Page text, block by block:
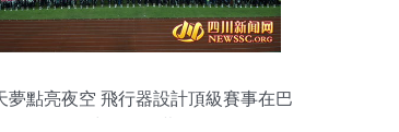
夢點亮夜空 飛行器設計頂級賽事在巴